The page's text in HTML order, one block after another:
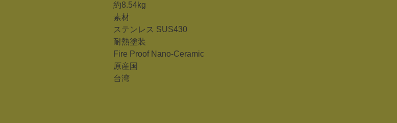
約8.54kg
素材
ステンレス SUS430
耐熱塗装
Fire Proof Nano-Ceramic
原産国
台湾